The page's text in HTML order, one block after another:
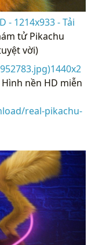
- 1214x933 - Tải
tử Pikachu
vời)
nền HD miễn
real-pikachu-